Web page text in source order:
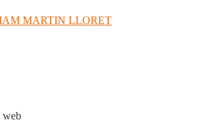
MARTIN LLORET
web